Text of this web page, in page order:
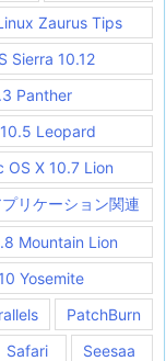
Zaurus Tips
Sierra 10.12
Panther
Leopard
OS X 10.7 Lion
リケーション関連
Mountain Lion
Yosemite
PatchBurn
Safari
Seesaa